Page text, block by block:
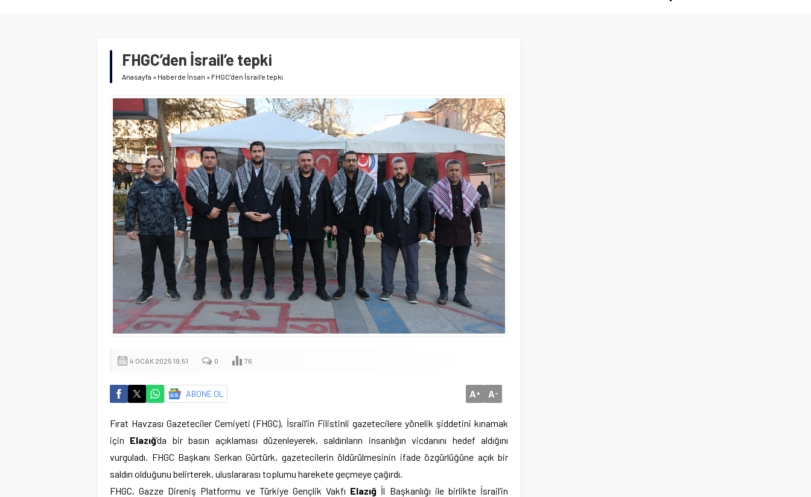
FHGC’den İsrail’e tepki
Anasayfa » Haberde İnsan » FHGC’den İsrail’e tepki
4 OCAK 2025 19:51 0 76
ABONE OL A+ A-
Fırat Havzası Gazeteciler Cemiyeti (FHGC), İsrail’in Filistinli gazetecilere yönelik şiddetini kınamak
için Elazığ‘da bir basın açıklaması düzenleyerek, saldırıların insanlığın vicdanını hedef aldığını
vurguladı. FHGC Başkanı Serkan Gürtürk, gazetecilerin öldürülmesinin ifade özgürlüğüne açık bir
saldırı olduğunu belirterek, uluslararası toplumu harekete geçmeye çağırdı.
FHGC, Gazze Direniş Platformu ve Türkiye Gençlik Vakfı Elazığ İl Başkanlığı ile birlikte İsrail’in